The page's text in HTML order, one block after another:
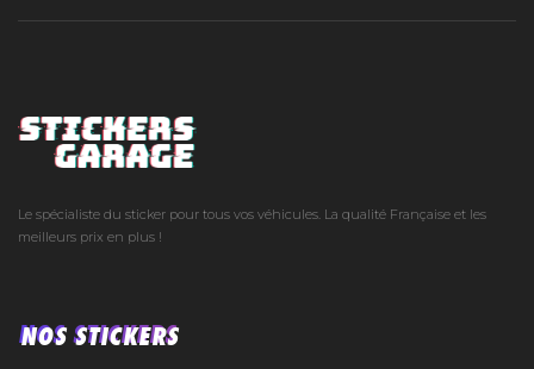
Le spécialiste du sticker pour tous vos véhicules. La qualité Française et les
meilleurs prix en plus !
NOS STICKERS